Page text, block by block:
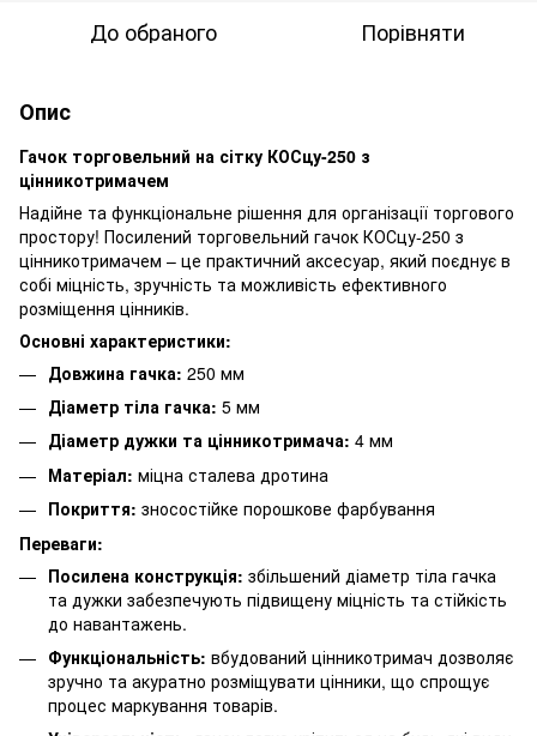
До обраного Порівняти
Опис
Гачок торговельний на сітку КОСцу-250 з
цінникотримачем
Надійне та функціональне рішення для організації торгового
простору! Посилений торговельний гачок КОСцу-250 з
цінникотримачем – це практичний аксесуар, який поєднує в
собі міцність, зручність та можливість ефективного
розміщення цінників.
Основні характеристики:
Довжина гачка: 250 мм
Діаметр тіла гачка: 5 мм
Діаметр дужки та цінникотримача: 4 мм
Матеріал: міцна сталева дротина
Покриття: зносостійке порошкове фарбування
Переваги:
Посилена конструкція: збільшений діаметр тіла гачка
та дужки забезпечують підвищену міцність та стійкість
до навантажень.
Функціональність: вбудований цінникотримач дозволяє
зручно та акуратно розміщувати цінники, що спрощує
процес маркування товарів.